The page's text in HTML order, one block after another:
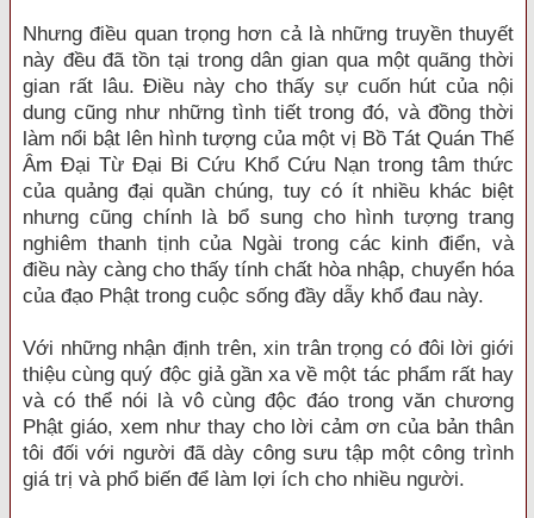
Nhưng điều quan trọng hơn cả là những truyền thuyết
này đều đã tồn tại trong dân gian qua một quãng thời
gian rất lâu. Điều này cho thấy sự cuốn hút của nội
dung cũng như những tình tiết trong đó, và đồng thời
làm nổi bật lên hình tượng của một vị Bồ Tát Quán Thế
Âm Đại Từ Đại Bi Cứu Khổ Cứu Nạn trong tâm thức
của quảng đại quần chúng, tuy có ít nhiều khác biệt
nhưng cũng chính là bổ sung cho hình tượng trang
nghiêm thanh tịnh của Ngài trong các kinh điển, và
điều này càng cho thấy tính chất hòa nhập, chuyển hóa
của đạo Phật trong cuộc sống đầy dẫy khổ đau này.
Với những nhận định trên, xin trân trọng có đôi lời giới
thiệu cùng quý độc giả gần xa về một tác phẩm rất hay
và có thể nói là vô cùng độc đáo trong văn chương
Phật giáo, xem như thay cho lời cảm ơn của bản thân
tôi đối với người đã dày công sưu tập một công trình
giá trị và phổ biến để làm lợi ích cho nhiều người.